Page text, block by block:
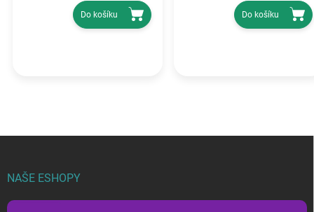
Do košíku Do košíku
NAŠE ESHOPY